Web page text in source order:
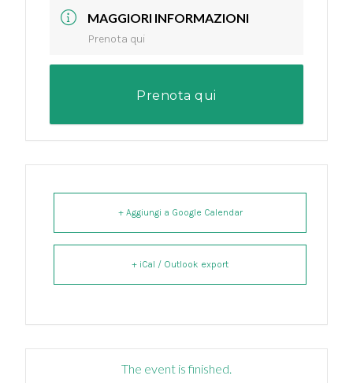
MAGGIORI INFORMAZIONI
Prenota qui
Prenota qui
+ Aggiungi a Google Calendar
+ iCal / Outlook export
The event is finished.